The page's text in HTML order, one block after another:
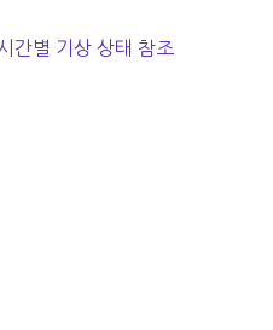
간별 기상 상태 참조